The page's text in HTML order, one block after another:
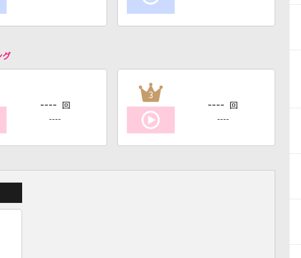
グ
---- 回
----
3
---- 回
----